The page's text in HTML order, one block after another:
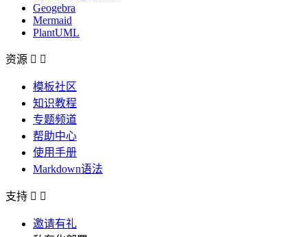
Geogebra
Mermaid
PlantUML
资源  
模板社区
知识教程
专题频道
帮助中心
使用手册
Markdown语法
支持  
邀请有礼